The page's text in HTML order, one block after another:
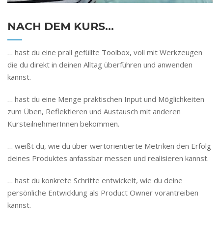
NACH DEM KURS…
… hast du eine prall gefüllte Toolbox, voll mit Werkzeugen
die du direkt in deinen Alltag überführen und anwenden
kannst.
… hast du eine Menge praktischen Input und Möglichkeiten
zum Üben, Reflektieren und Austausch mit anderen
KursteilnehmerInnen bekommen.
… weißt du, wie du über wertorientierte Metriken den Erfolg
deines Produktes anfassbar messen und realisieren kannst.
… hast du konkrete Schritte entwickelt, wie du deine
persönliche Entwicklung als Product Owner vorantreiben
kannst.